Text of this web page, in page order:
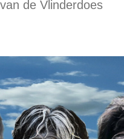
de Vlinderdoes